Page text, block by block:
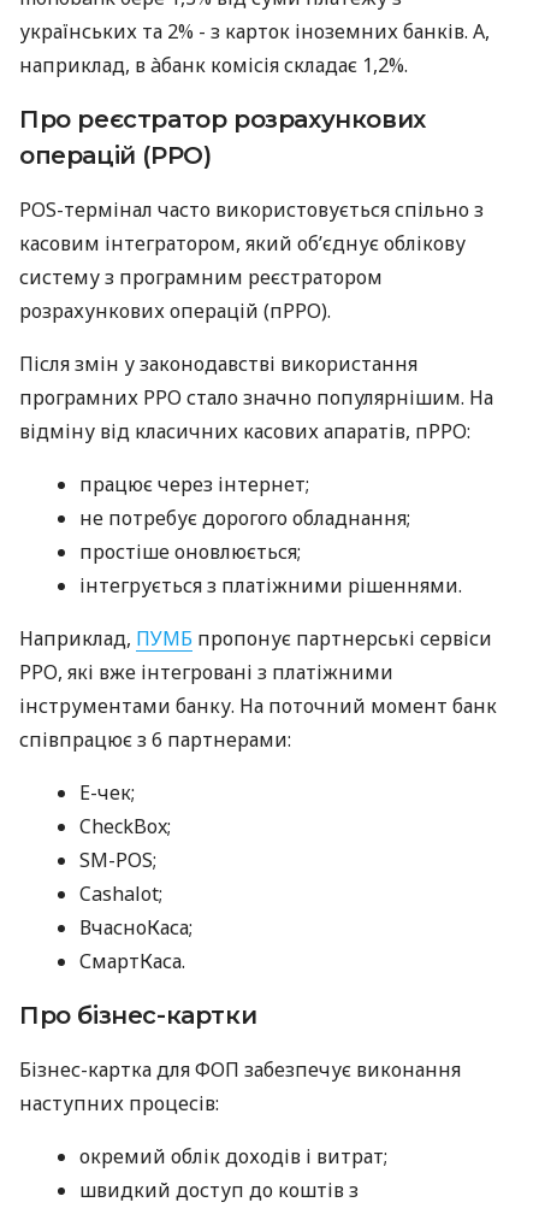
українських та 2% - з карток іноземних банків. А,
наприклад, в àбанк комісія складає 1,2%.
Про реєстратор розрахункових
операцій (РРО)
POS-термінал часто використовується спільно з
касовим інтегратором, який об’єднує облікову
систему з програмним реєстратором
розрахункових операцій (пРРО).
Після змін у законодавстві використання
програмних РРО стало значно популярнішим. На
відміну від класичних касових апаратів, пРРО:
працює через інтернет;
не потребує дорогого обладнання;
простіше оновлюється;
інтегрується з платіжними рішеннями.
Наприклад, ПУМБ пропонує партнерські сервіси
РРО, які вже інтегровані з платіжними
інструментами банку. На поточний момент банк
співпрацює з 6 партнерами:
E-чек;
CheckBox;
SM-POS;
Cashalot;
ВчасноКаса;
СмартКаса.
Про бізнес-картки
Бізнес-картка для ФОП забезпечує виконання
наступних процесів:
окремий облік доходів і витрат;
швидкий доступ до коштів з